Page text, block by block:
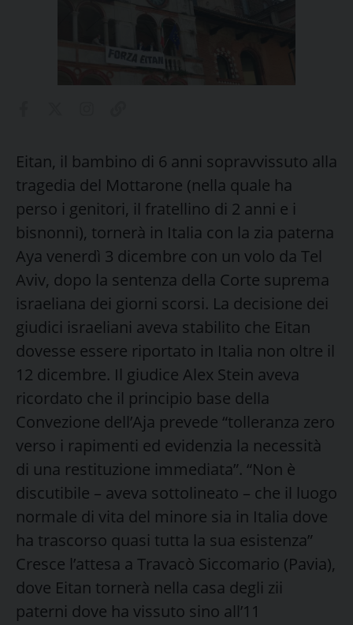
Eitan, il bambino di 6 anni sopravvissuto alla
tragedia del Mottarone (nella quale ha
perso i genitori, il fratellino di 2 anni e i
bisnonni), tornerà in Italia con la zia paterna
Aya venerdì 3 dicembre con un volo da Tel
Aviv, dopo la sentenza della Corte suprema
israeliana dei giorni scorsi. La decisione dei
giudici israeliani aveva stabilito che Eitan
dovesse essere riportato in Italia non oltre il
12 dicembre. Il giudice Alex Stein aveva
ricordato che il principio base della
Convezione dell’Aja prevede “tolleranza zero
verso i rapimenti ed evidenzia la necessità
di una restituzione immediata”. “Non è
discutibile – aveva sottolineato – che il luogo
normale di vita del minore sia in Italia dove
ha trascorso quasi tutta la sua esistenza”
Cresce l’attesa a Travacò Siccomario (Pavia),
dove Eitan tornerà nella casa degli zii
paterni dove ha vissuto sino all’11